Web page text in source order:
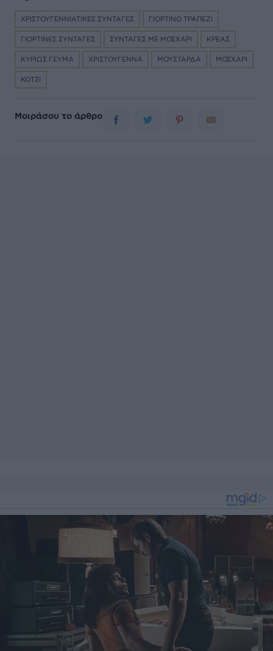
ΧΡΙΣΤΟΥΓΕΝΝΙΑΤΙΚΕΣ ΣΥΝΤΑΓΕΣ ΓΙΟΡΤΙΝΟ ΤΡΑΠΕΖΙ
ΓΙΟΡΤΙΝΕΣ ΣΥΝΤΑΓΕΣ ΣΥΝΤΑΓΕΣ ΜΕ ΜΟΣΧΑΡΙ ΚΡΕΑΣ
ΚΥΡΙΩΣ ΓΕΥΜΑ ΧΡΙΣΤΟΥΓΕΝΝΑ ΜΟΥΣΤΑΡΔΑ ΜΟΣΧΑΡΙ
ΚΟΤΣΙ
Μοιράσου το άρθρο